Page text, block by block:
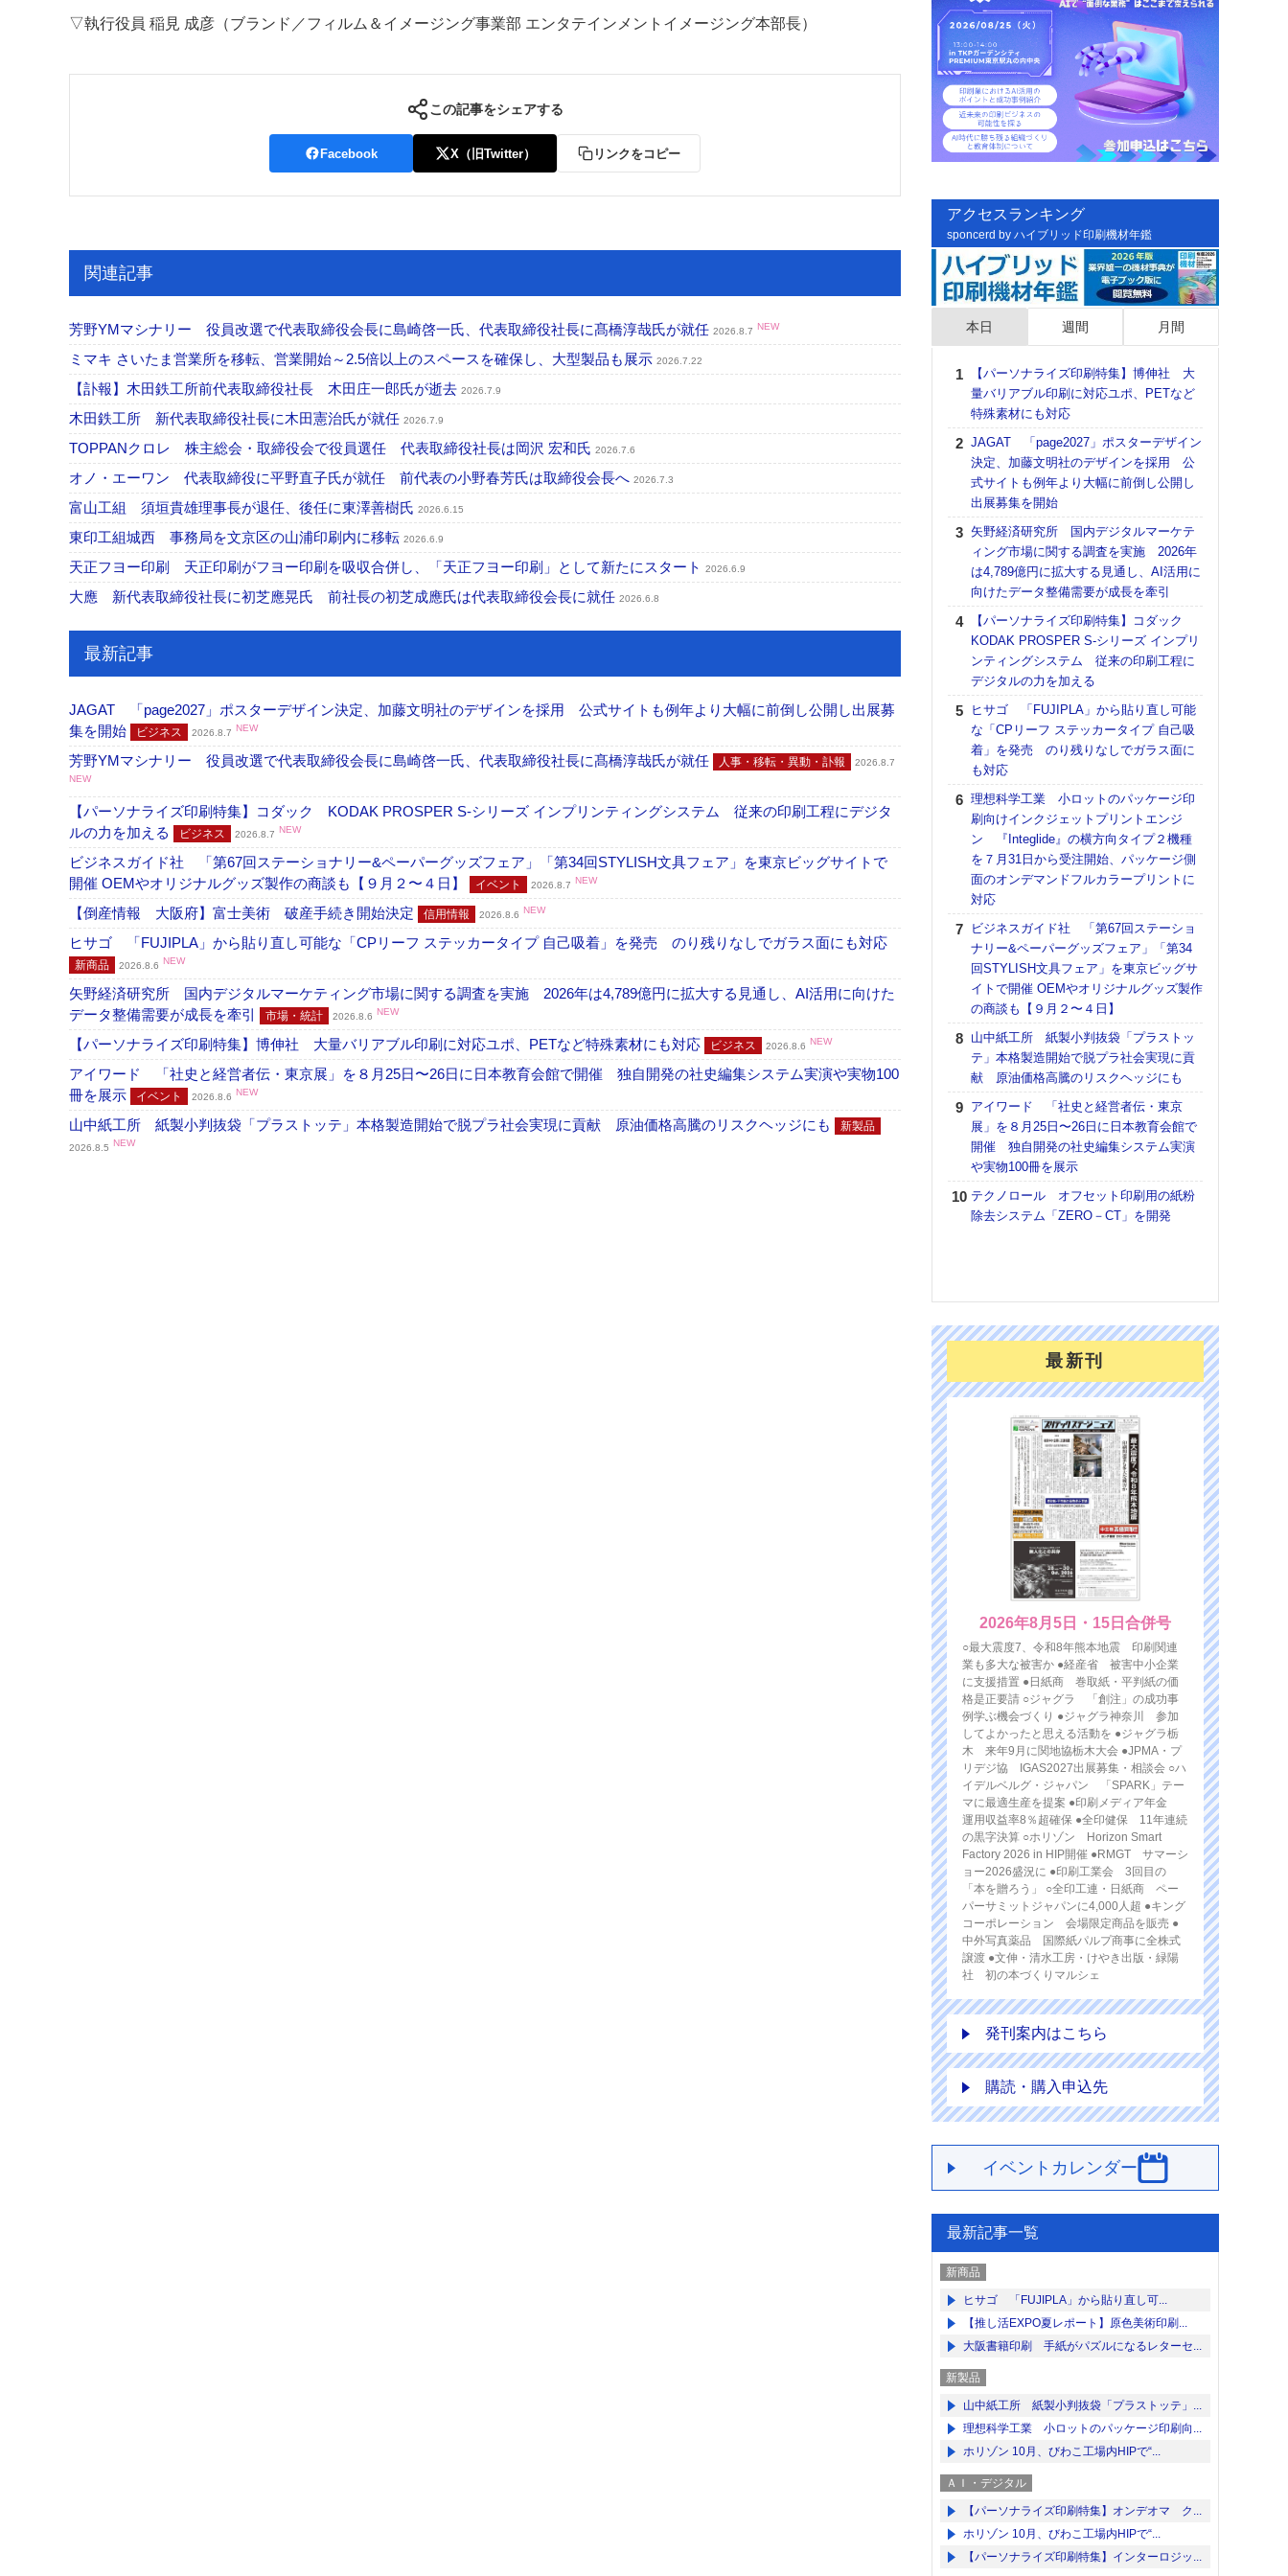
▽執行役員 稲見 成彦（ブランド／フィルム＆イメージング事業部 エンタテインメントイメージング本部長）
この記事をシェアする
Facebook X（旧Twitter） リンクをコピー
関連記事
芳野YMマシナリー 役員改選で代表取締役会長に島崎啓一氏、代表取締役社長に髙橋淳哉氏が就任 2026.8.7 NEW
ミマキ さいたま営業所を移転、営業開始～2.5倍以上のスペースを確保し、大型製品も展示 2026.7.22
【訃報】木田鉄工所前代表取締役社長 木田庄一郎氏が逝去 2026.7.9
木田鉄工所 新代表取締役社長に木田憲治氏が就任 2026.7.9
TOPPANクロレ 株主総会・取締役会で役員選任 代表取締役社長は岡沢 宏和氏 2026.7.6
オノ・エーワン 代表取締役に平野直子氏が就任 前代表の小野春芳氏は取締役会長へ 2026.7.3
富山工組 須垣貴雄理事長が退任、後任に東澤善樹氏 2026.6.15
東印工組城西 事務局を文京区の山浦印刷内に移転 2026.6.9
天正フヨー印刷 天正印刷がフヨー印刷を吸収合併し、「天正フヨー印刷」として新たにスタート 2026.6.9
大應 新代表取締役社長に初芝應晃氏 前社長の初芝成應氏は代表取締役会長に就任 2026.6.8
最新記事
JAGAT 「page2027」ポスターデザイン決定、加藤文明社のデザインを採用 公式サイトも例年より大幅に前倒し公開し出展募
集を開始
ビジネス 2026.8.7 NEW
芳野YMマシナリー 役員改選で代表取締役会長に島崎啓一氏、代表取締役社長に髙橋淳哉氏が就任 人事・移転・異動・訃報
2026.8.7
NEW
【パーソナライズ印刷特集】コダック KODAK PROSPER S-シリーズ インプリンティングシステム 従来の印刷工程にデジタ
ルの力を加える
ビジネス 2026.8.7 NEW
ビジネスガイド社 「第67回ステーショナリー&ペーパーグッズフェア」「第34回STYLISH文具フェア」を東京ビッグサイトで
開催 OEMやオリジナルグッズ製作の商談も【９月２〜４日】
イベント 2026.8.7 NEW
【倒産情報 大阪府】富士美術 破産手続き開始決定 信用情報 2026.8.6 NEW
ヒサゴ 「FUJIPLA」から貼り直し可能な「CPリーフ ステッカータイプ 自己吸着」を発売 のり残りなしでガラス面にも対応
新商品 2026.8.6 NEW
矢野経済研究所 国内デジタルマーケティング市場に関する調査を実施 2026年は4,789億円に拡大する見通し、AI活用に向けた
データ整備需要が成長を牽引
市場・統計 2026.8.6 NEW
【パーソナライズ印刷特集】博伸社 大量バリアブル印刷に対応ユポ、PETなど特殊素材にも対応 ビジネス 2026.8.6 NEW
アイワード 「社史と経営者伝・東京展」を８月25日〜26日に日本教育会館で開催 独自開発の社史編集システム実演や実物100
冊を展示
イベント 2026.8.6 NEW
山中紙工所 紙製小判抜袋「プラストッテ」本格製造開始で脱プラ社会実現に貢献 原油価格高騰のリスクヘッジにも 新製品
2026.8.5 NEW
アクセスランキング
sponcerd by ハイブリッド印刷機材年鑑
本日 週間 月間
【パーソナライズ印刷特集】博伸社 大
量バリアブル印刷に対応ユポ、PETなど
特殊素材にも対応
JAGAT 「page2027」ポスターデザイン
決定、加藤文明社のデザインを採用 公
式サイトも例年より大幅に前倒し公開し
出展募集を開始
矢野経済研究所 国内デジタルマーケテ
ィング市場に関する調査を実施 2026年
は4,789億円に拡大する見通し、AI活用に
向けたデータ整備需要が成長を牽引
【パーソナライズ印刷特集】コダック
KODAK PROSPER S-シリーズ インプリ
ンティングシステム 従来の印刷工程に
デジタルの力を加える
ヒサゴ 「FUJIPLA」から貼り直し可能
な「CPリーフ ステッカータイプ 自己吸
着」を発売 のり残りなしでガラス面に
も対応
理想科学工業 小ロットのパッケージ印
刷向けインクジェットプリントエンジ
ン 『Integlide』の横方向タイプ２機種
を７月31日から受注開始、パッケージ側
面のオンデマンドフルカラープリントに
対応
ビジネスガイド社 「第67回ステーショ
ナリー&ペーパーグッズフェア」「第34
回STYLISH文具フェア」を東京ビッグサ
イトで開催 OEMやオリジナルグッズ製作
の商談も【９月２〜４日】
山中紙工所 紙製小判抜袋「プラストッ
テ」本格製造開始で脱プラ社会実現に貢
献 原油価格高騰のリスクヘッジにも
アイワード 「社史と経営者伝・東京
展」を８月25日〜26日に日本教育会館で
開催 独自開発の社史編集システム実演
や実物100冊を展示
テクノロール オフセット印刷用の紙粉
除去システム「ZERO－CT」を開発
最新刊
2026年8月5日・15日合併号
○最大震度7、令和8年熊本地震 印刷関連
業も多大な被害か ●経産省 被害中小企業
に支援措置 ●日紙商 巻取紙・平判紙の価
格是正要請 ○ジャグラ 「創注」の成功事
例学ぶ機会づくり ●ジャグラ神奈川 参加
してよかったと思える活動を ●ジャグラ栃
木 来年9月に関地協栃木大会 ●JPMA・プ
リデジ協 IGAS2027出展募集・相談会 ○ハ
イデルベルグ・ジャパン 「SPARK」テー
マに最適生産を提案 ●印刷メディア年金
運用収益率8％超確保 ●全印健保 11年連続
の黒字決算 ○ホリゾン Horizon Smart
Factory 2026 in HIP開催 ●RMGT サマーシ
ョー2026盛況に ●印刷工業会 3回目の
「本を贈ろう」 ○全印工連・日紙商 ペー
パーサミットジャパンに4,000人超 ●キング
コーポレーション 会場限定商品を販売 ●
中外写真薬品 国際紙パルプ商事に全株式
譲渡 ●文伸・清水工房・けやき出版・緑陽
社 初の本づくりマルシェ
発刊案内はこちら
購読・購入申込先
イベントカレンダー
最新記事一覧
新商品
ヒサゴ 「FUJIPLA」から貼り直し可...
【推し活EXPO夏レポート】原色美術印刷...
大阪書籍印刷 手紙がパズルになるレターセ...
新製品
山中紙工所 紙製小判抜袋「プラストッテ」...
理想科学工業 小ロットのパッケージ印刷向...
ホリゾン 10月、びわこ工場内HIPで“...
ＡＩ・デジタル
【パーソナライズ印刷特集】オンデオマ ク...
ホリゾン 10月、びわこ工場内HIPで“...
【パーソナライズ印刷特集】インターロジッ...